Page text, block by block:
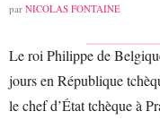
par NICOLAS FONTAINE
Le roi Philippe de
jours en République
le chef d’État tchèque à